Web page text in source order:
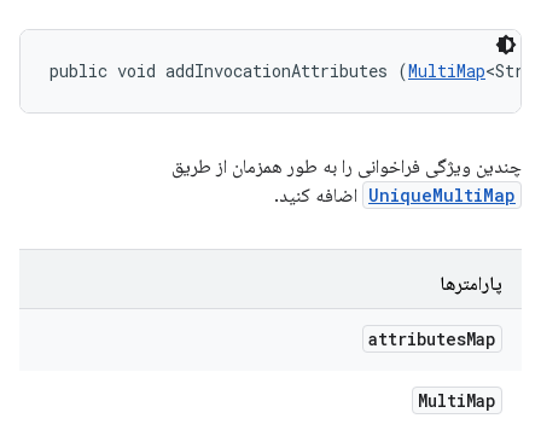
public void addInvocationAttributes (MultiMap
چندین ویژگی فراخوانی را به طور همزمان از طریق
UniqueMultiMap اضافه کنید.
پارامترها
attributesMap
MultiMap